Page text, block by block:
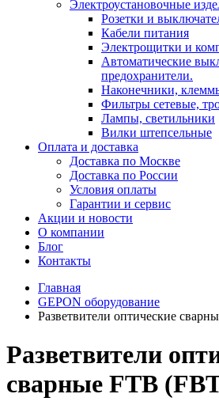
Электроустановочные
Розетки и
Кабели питания
Электрощитки и
Автоматические
предохранители.
Наконечники,
Фильтры сетевые,
Лампы, светильники
Вилки штепсельные
Оплата и доставка
Доставка по Москве
Доставка по России
Условия оплаты
Гарантии и сервис
Акции и новости
О компании
Блог
Контакты
Главная
GEPON оборудование
Разветвители оптические
Разветвители
сварные FTB